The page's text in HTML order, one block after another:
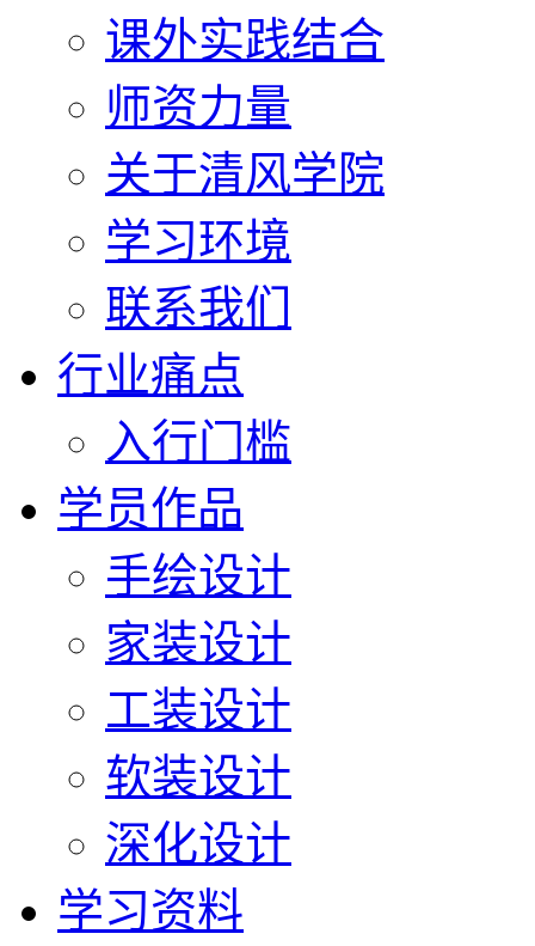
课外实践结合
师资力量
关于清风学院
学习环境
联系我们
行业痛点
入行门槛
学员作品
手绘设计
家装设计
工装设计
软装设计
深化设计
学习资料